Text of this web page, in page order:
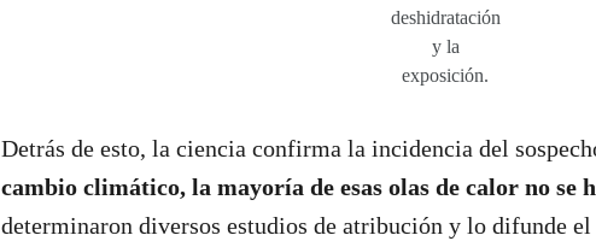
deshidratación
y la
exposición.
Detrás de esto, la ciencia confirma la incidencia del
cambio climático, la mayoría de esas olas de calor no se
determinaron diversos estudios de atribución y lo difunde